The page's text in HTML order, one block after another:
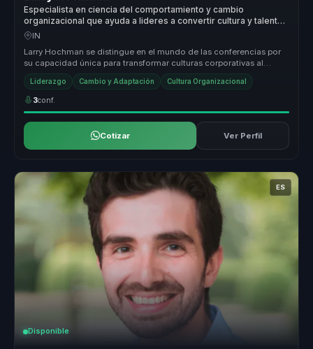
Especialista en ciencia del comportamiento y cambio
organizacional que ayuda a lideres a convertir cultura y talento
en adaptabilidad y ventaja competitiva.
IN
Larry Hochman se distingue en el mundo de las conferencias por
su capacidad única para transformar culturas corporativas al
integrar la n...
Liderazgo Cambio y Adaptación Cultura Organizacional
3conf.
Cotizar Ver Perfil
ES
Disponible